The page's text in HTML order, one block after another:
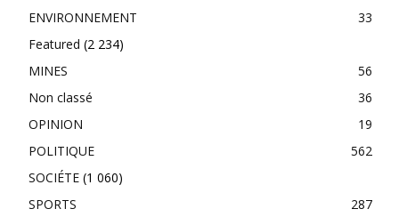
ENVIRONNEMENT
33
Featured (2 234)
MINES
56
Non classé
36
OPINION
19
POLITIQUE
562
SOCIÉTE (1 060)
SPORTS
287